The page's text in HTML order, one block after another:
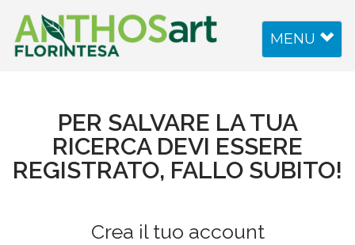
Toggle
navigation
MENU
PER SALVARE LA TUA
RICERCA DEVI ESSERE
REGISTRATO, FALLO SUBITO!
Crea il tuo account